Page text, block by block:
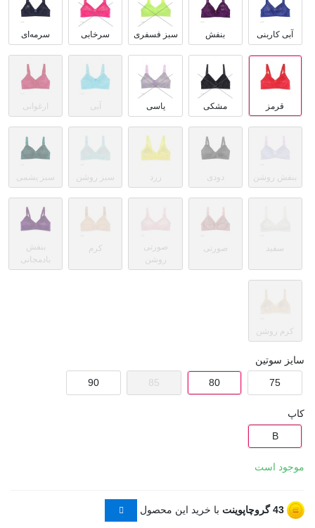
آبی
آبی کاربنی
ارغوانی
بنفش
بنفش روشن دودی زرد سبز روشن
سبز فسفری
سبز یشمی
سرخابی سرمه‌ای
سفید صورتی
صورتی
روشن
قرمز
کرم
مشکی یاسی
بنفش
بادمجانی
کرم روشن
سایز سوتین
75
80
85
90
کاپ
B
موجود است
43گروچاپوینت با خرید این محصول